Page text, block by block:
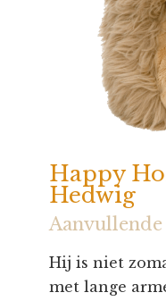
Happy
Hedwig
Hij is niet
met lange